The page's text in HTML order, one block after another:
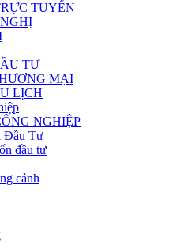
TUYẾN
TƯ
MẠI
LỊCH
NGHIỆP
Đầu Tư
đầu tư
cảnh